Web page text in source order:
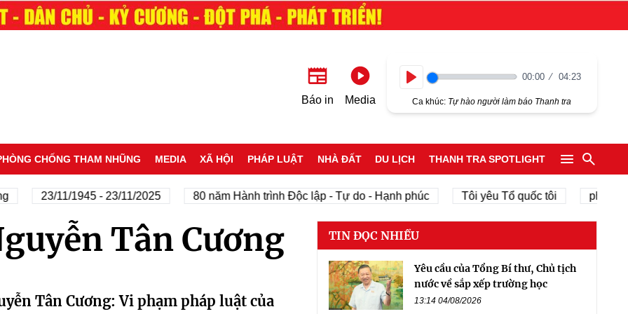
Báo in Media
00:00 04:23
Ca khúc: Tự hào người làm báo Thanh tra
CHỐNG THAM NHŨNG MEDIA XÃ HỘI PHÁP LUẬT NHÀ ĐẤT DU LỊCH THANH TRA SPOTLIGHT
23/11/1945 - 23/11/2025 80 năm Hành trình Độc lập - Tự do - Hạnh phúc Tôi yêu Tổ quốc tôi phát
Tân Cương
Tân Cương: Vi phạm pháp luật của
TIN ĐỌC NHIỀU
Yêu cầu của Tổng Bí thư, Chủ tịch
nước về sắp xếp trường học
13:14 04/08/2026